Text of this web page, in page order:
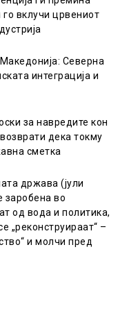
вклучи црвениот
Северна
интеграција и
за навредите кон
дека токму
сметка
држава (јули
заробена во
од вода и политика,
„реконструираат“ –
и молчи пред